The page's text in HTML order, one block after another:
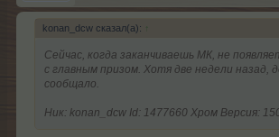
konan_dcw сказал(а): ↑
Сейчас, когда заканчиваешь МК, не
с главным призом. Хотя две недели назад,
сообщало.
Ник: konan_dcw Id: 1477660 Хром Версия: